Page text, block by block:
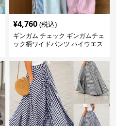
¥4,760 (税込)
ギンガム チェック ギンガムチェ
ック柄ワイドパンツ ハイウエス